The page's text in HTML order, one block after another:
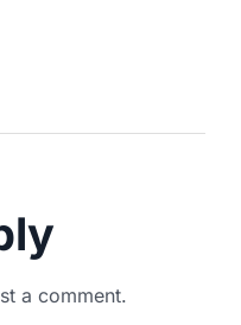
a comment.